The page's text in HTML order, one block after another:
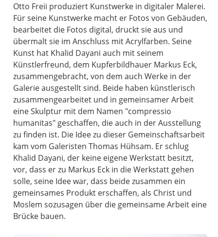
Otto Freii produziert Kunstwerke in digitaler Malerei.
Für seine Kunstwerke macht er Fotos von Gebäuden,
bearbeitet die Fotos digital, druckt sie aus und
übermalt sie im Anschluss mit Acrylfarben. Seine
Kunst hat Khalid Dayani auch mit seinem
Künstlerfreund, dem Kupferbildhauer Markus Eck,
zusammengebracht, von dem auch Werke in der
Galerie ausgestellt sind. Beide haben künstlerisch
zusammengearbeitet und in gemeinsamer Arbeit
eine Skulptur mit dem Namen "compressio
humanitas" geschaffen, die auch in der Ausstellung
zu finden ist. Die Idee zu dieser Gemeinschaftsarbeit
kam vom Galeristen Thomas Hühsam. Er schlug
Khalid Dayani, der keine eigene Werkstatt besitzt,
vor, dass er zu Markus Eck in die Werkstatt gehen
solle, seine Idee war, dass beide zusammen ein
gemeinsames Produkt erschaffen, als Christ und
Moslem sozusagen über die gemeinsame Arbeit eine
Brücke bauen.